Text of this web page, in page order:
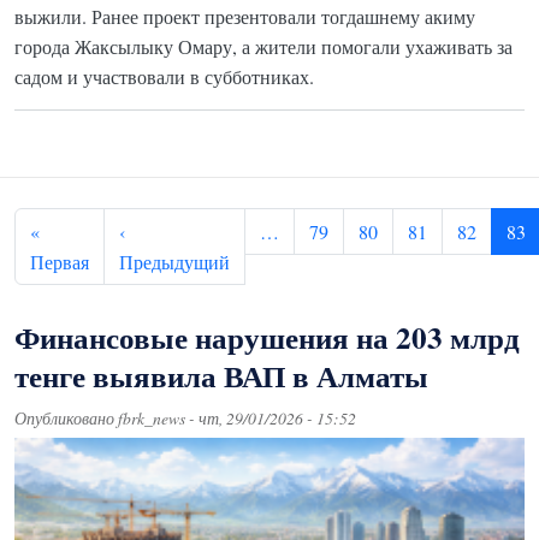
выжили. Ранее проект презентовали тогдашнему акиму
города Жаксылыку Омару, а жители помогали ухаживать за
садом и участвовали в субботниках.
Нумерация страниц
«
ПерваяПервая страница
‹
Предыдущий Предыдущая страница
… 79 80 81 82 83
Финансовые нарушения на 203 млрд
тенге выявила ВАП в Алматы
Опубликованоfbrk_news- чт, 29/01/2026 - 15:52